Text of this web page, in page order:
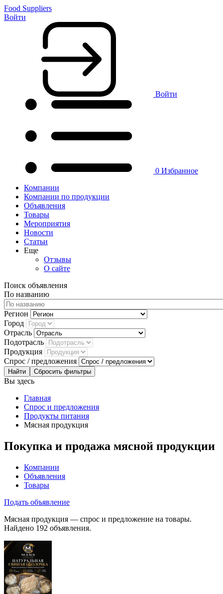
Food Suppliers
Войти
Войти
0 Избранное
Компании
Компании по продукции
Объявления
Товары
Мероприятия
Новости
Статьи
Еще
Отзывы
О сайте
Поиск объявления
По названию
Регион
Город
Отрасль
Подотрасль
Продукция
Спрос / предложения
Сбросить фильтры
Вы здесь
Главная
Спрос и предложения
Продукты питания
Мясная продукция
Покупка и продажа мясной продукции
Компании
Объявления
Товары
Подать объявление
Мясная продукция — спрос и предложение на товары.
Найдено 192 объявления.